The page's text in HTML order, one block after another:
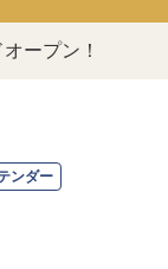
ープン！
ンダー